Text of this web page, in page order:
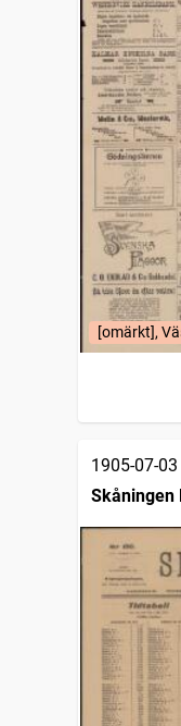
[omärkt],
1905-07-03
Skåningen